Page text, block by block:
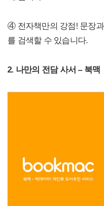
④ 전자책만의 강점! 문장
를 검색할 수 있습니다.
2. 나만의 전담 사서 – 북맥